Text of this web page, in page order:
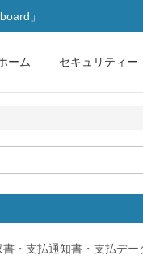
」
ーム セキュリティー
・支払通知書・支払デー